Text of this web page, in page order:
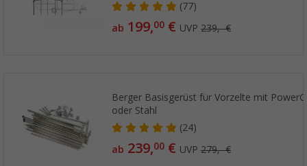
(77)
ab 199,00 € UVP239,- €
Berger Basisgerüst für Vorzelte mit
oder Stahl
(24)
ab 239,00 € UVP279,- €